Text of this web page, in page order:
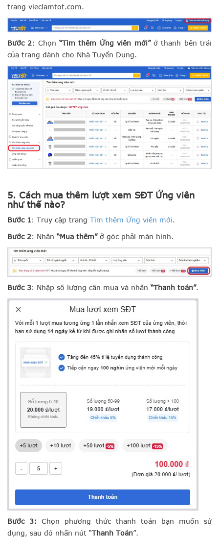
trang vieclamtot.com.
Bước 2: Chọn“Tìm thêm Ứng viên mới”ở thanh bên trái
của trang dành cho Nhà Tuyển Dụng.
5. Cách mua thêm lượt xem SĐT Ứng viên
như thế nào?
Bước 1: Truy cập trang Tìm thêm Ứng viên mới.
Bước 2: Nhấn “Mua thêm”ở góc phải màn hình.
Bước 3: Nhập số lượng cần mua và nhấn “Thanh toán”.
Bước 3: Chọn phương thức thanh toán bạn muốn sử
dụng, sau đó nhấn nút “Thanh Toán”.